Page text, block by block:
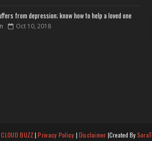
from depression; know how to help a loved one
Oct 10, 2018
BUZZ|Privacy Policy | Disclaimer |Created By